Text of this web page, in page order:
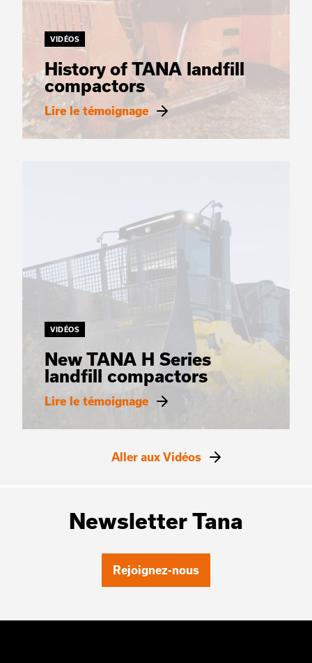
VIDÉOS
History of TANA landfill
compactors
Lire le témoignage
VIDÉOS
New TANA H Series
landfill compactors
Lire le témoignage
Aller aux Vidéos
Newsletter Tana
Rejoignez-nous